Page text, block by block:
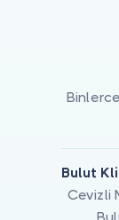
Bulut
Cevizli